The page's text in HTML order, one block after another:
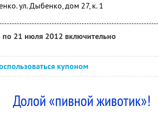
ул. Дыбенко, дом 27, к. 1
по 21 июля 2012 включительно
купоном
Долой «пивной животик»!